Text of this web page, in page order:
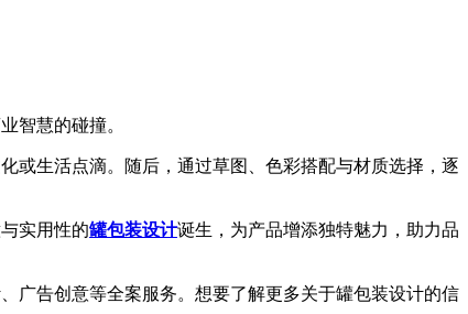
智慧的碰撞。
生活点滴。随后，通过草图、色彩搭配与材质选择，逐
实用性的罐包装设计诞生，为产品增添独特魅力，助力品
告创意等全案服务。想要了解更多关于罐包装设计的信